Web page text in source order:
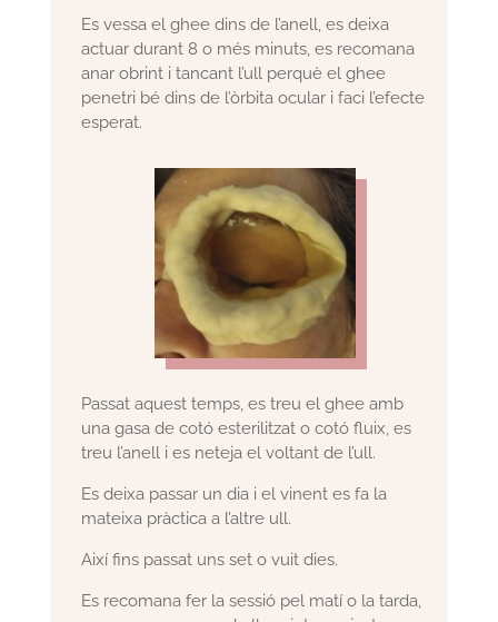
Es vessa el ghee dins de l’anell, es deixa
actuar durant 8 o més minuts, es recomana
anar obrint i tancant l’ull perquè el ghee
penetri bé dins de l’òrbita ocular i faci l’efecte
esperat.
Passat aquest temps, es treu el ghee amb
una gasa de cotó esterilitzat o cotó fluix, es
treu l’anell i es neteja el voltant de l’ull.
Es deixa passar un dia i el vinent es fa la
mateixa pràctica a l’altre ull.
Així fins passat uns set o vuit dies.
Es recomana fer la sessió pel matí o la tarda,